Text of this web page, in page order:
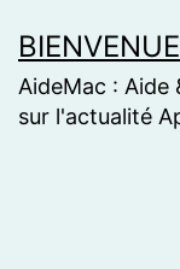
to
content
BIENVENUE
AideMac : Aide
sur l'actualité